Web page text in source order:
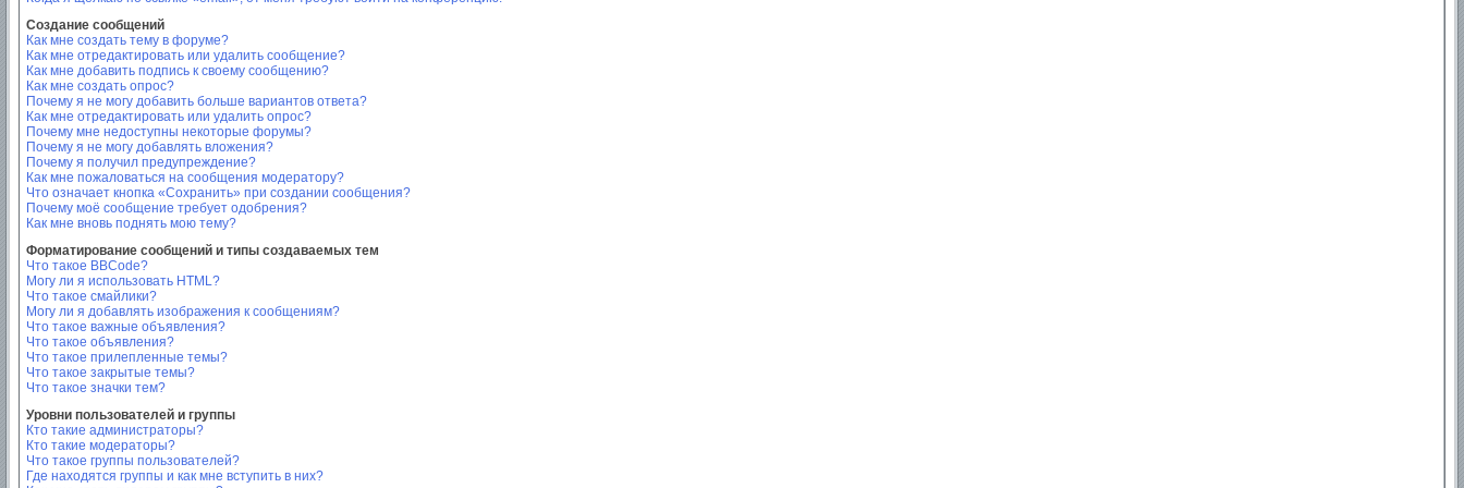
Создание сообщений
Как мне создать тему в форуме?
Как мне отредактировать или удалить сообщение?
Как мне добавить подпись к своему сообщению?
Как мне создать опрос?
Почему я не могу добавить больше вариантов ответа?
Как мне отредактировать или удалить опрос?
Почему мне недоступны некоторые форумы?
Почему я не могу добавлять вложения?
Почему я получил предупреждение?
Как мне пожаловаться на сообщения модератору?
Что означает кнопка «Сохранить» при создании сообщения?
Почему моё сообщение требует одобрения?
Как мне вновь поднять мою тему?
Форматирование сообщений и типы создаваемых тем
Что такое BBCode?
Могу ли я использовать HTML?
Что такое смайлики?
Могу ли я добавлять изображения к сообщениям?
Что такое важные объявления?
Что такое объявления?
Что такое прилепленные темы?
Что такое закрытые темы?
Что такое значки тем?
Уровни пользователей и группы
Кто такие администраторы?
Кто такие модераторы?
Что такое группы пользователей?
Где находятся группы и как мне вступить в них?